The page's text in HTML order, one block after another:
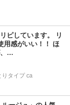
ピしています。 リ
用感がいい！！ ほ
、…
りタイプ ca